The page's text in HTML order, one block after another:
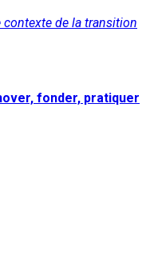
de la transition
fonder, pratiquer